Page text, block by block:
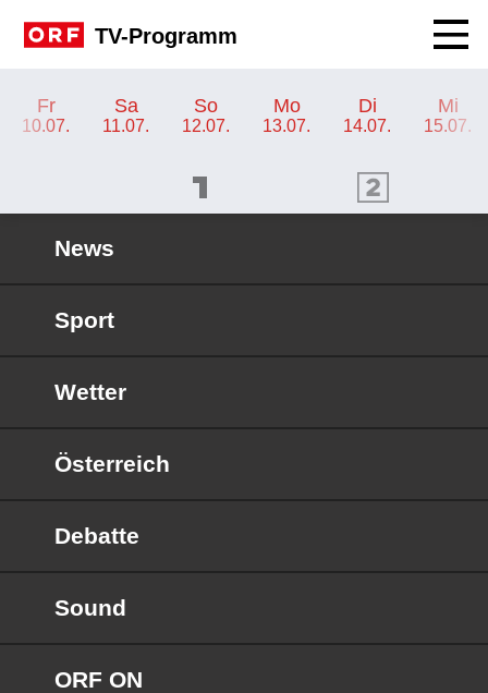
TV-Programm
Fr
10.07.
Sa
11.07.
So
12.07.
Mo
13.07.
Di
14.07.
Mi
15.07.
ORF 2 Programm
News
Sport
Wetter
Österreich
Debatte
Sound
ORF ON